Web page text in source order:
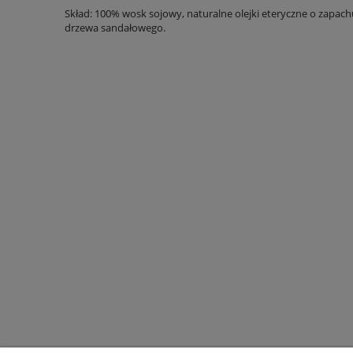
Skład: 100% wosk sojowy, naturalne olejki eteryczne o
drzewa sandałowego.